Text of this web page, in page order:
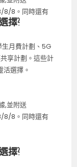
8/8。同時還有
擇?
月費計劃、5G
享計劃。這些計
選擇。
,並附送
8/8。同時還有
擇?